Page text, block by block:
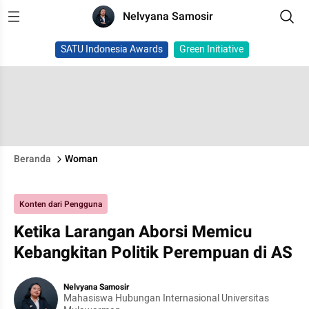
Nelvyana Samosir
SATU Indonesia Awards Green Initiative
Beranda Woman
Konten dari Pengguna
Ketika Larangan Aborsi Memicu
Kebangkitan Politik Perempuan di AS
Nelvyana Samosir
Mahasiswa Hubungan Internasional Universitas